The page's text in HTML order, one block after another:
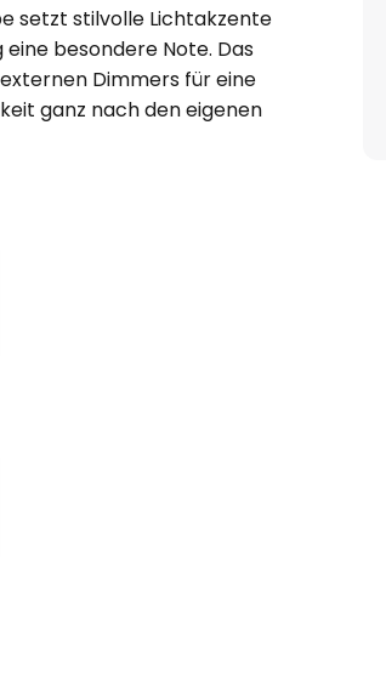
setzt stilvolle Lichtakzente
besondere Note. Das
Dimmers für eine
ganz nach den eigenen
universell anwendbar und
seinem ländlichen,
E27-Sockel geeignet.
die die Marke Lindby
gekonnt. Das Modell
jedes Zuhause